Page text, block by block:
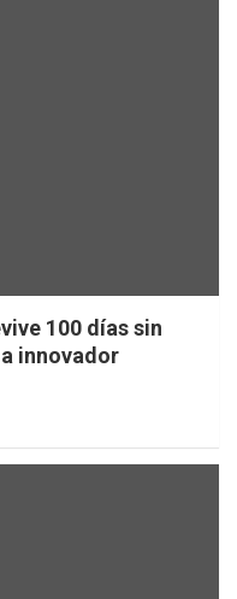
100 días sin
innovador